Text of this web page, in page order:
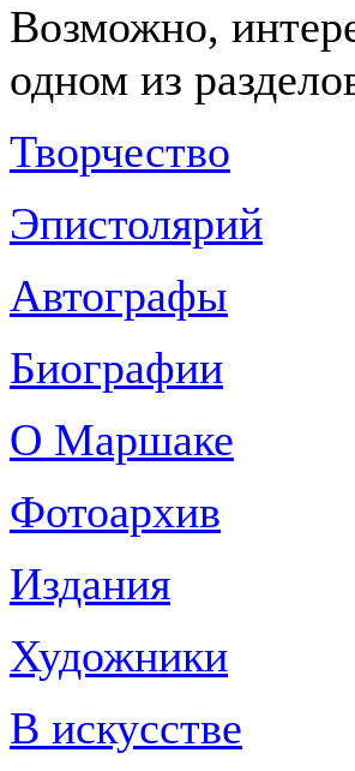
Возможно,
одном из
Творчество
Эпистолярий
Автографы
Биографии
О Маршаке
Фотоархив
Издания
Художники
В искусстве